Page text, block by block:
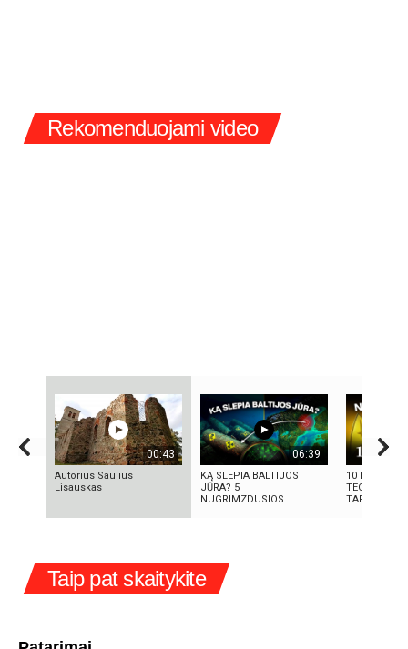
Rekomenduojami video
00:43
Autorius Saulius
Lisauskas
06:39
KĄ SLEPIA BALTIJOS
JŪRA? 5
NUGRIMZDUSIOS...
10
TAPO
Taip pat skaitykite